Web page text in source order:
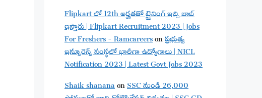
Flipkart లో 12th అర్హతతో ట్రైనింగ్ ఇచ్చి జాబ్
ఇస్తారు | Flipkart Recruitment 2023 | Jobs
For Freshers - Ramcareersonప్రభుత్వ
ఇన్సూరెన్స్ సంస్థలో భారీగా ఉద్యోగాలు | NICL
Notification 2023 | Latest Govt Jobs 2023
Shaik shananaonSSC నుండి 26,000